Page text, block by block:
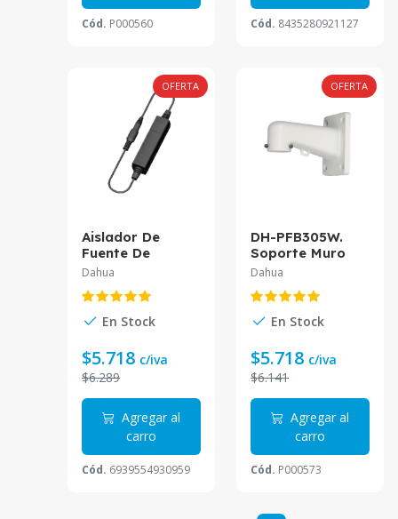
Cód. P000560 Cód. 8435280921127
OFERTA
Aislador De
Fuente De
AlimentaciÓN
Dahua
En Stock
$5.718 c/iva
$6.289
Agregar al
carro
Cód. 6939554930959
OFERTA
DH-PFB305W.
Soporte Muro
Dahua PTZ
Dahua
En Stock
$5.718 c/iva
$6.141
Agregar al
carro
Cód. P000573